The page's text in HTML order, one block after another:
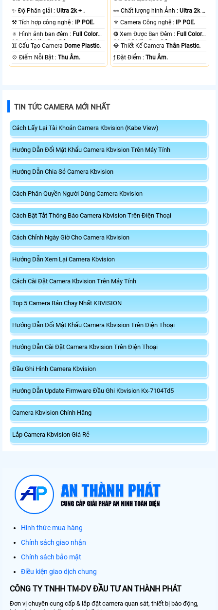
✨ Độ Phân giải :Ultra 2k + .
⚒ Tích hợp công nghệ : IP POE.
🔅 Hình ảnh ban đêm : Full Color
30m Có Màu Ban Ðêm.
♊ Cấu Tạo Camera Dome Plastic.
️💠 Điểm Nỗi Bật :Thu Âm.
️👀 Chất lượng hình Ảnh :Ultra 2k +
⚜️ Camera Công nghệ : IP POE.
❂ Xem Được Ban Đêm : Full Color
30m Có Màu Ban Ðêm.
💎 Thiết Kế CameraThân Plastic.
️ƒ Đặt Điểm :Thu Âm.
TIN TỨC CAMERA MỚI NHẤT
Cách Lấy Lại Tài Khoản Camera Kbvision (Kabe View)
Hướng Dẫn Đổi Mật Khẩu Camera Kbvision Trên Máy Tính
Hướng Dẫn Chia Sẻ Camera Kbvision
Cách Phân Quyền Người Dùng Camera Kbvision
Cách Bật Tắt Thông Báo Camera Kbvision Trên Điện Thoại
Cách Chỉnh Ngày Giờ Cho Camera Kbvision
Hướng Dẫn Xem Lại Camera Kbvision
Cách Cài Đặt Camera Kbvision Trên Máy Tính
Top 5 Camera Bán Chạy Nhất KBVISION
Hướng Dẫn Đổi Mật Khẩu Camera Kbvision Trên Điện Thoại
Hướng Dẫn Cài Đặt Camera Kbvision Trên Điện Thoại
Đầu Ghi Hình Camera Kbvision
Hướng Dẫn Update Firmware Đầu Ghi Kbvision Kx-7104Td5
Camera Kbvision Chính Hãng
Lắp Camera Kbvision Giá Rẻ
Hình thức mua hàng
Chính sách giao nhận
Chính sách bảo mật
Điều kiện giao dịch chung
CÔNG TY TNHH TM-DV ĐẦU TƯ AN THÀNH PHÁT
Đơn vị chuyên cung cấp & lắp đặt camera quan sát, thiết bị báo động,